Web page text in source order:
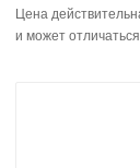
Цена
и может